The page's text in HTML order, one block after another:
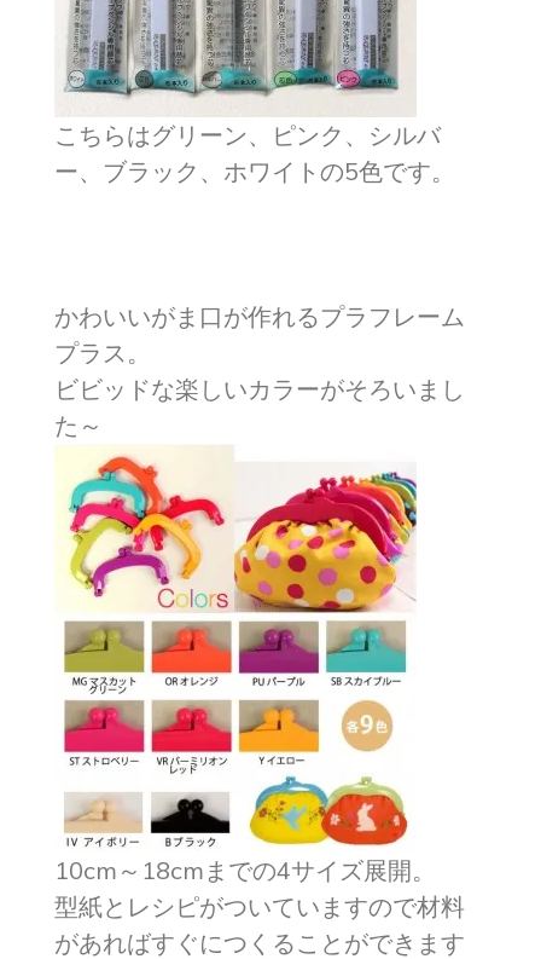
こちらはグリーン、ピンク、シルバ
ー、ブラック、ホワイトの5色です。
かわいいがま口が作れるプラフレーム
プラス。
ビビッドな楽しいカラーがそろいまし
た～
10cm～18cmまでの4サイズ展開。
型紙とレシピがついていますので材料
があればすぐにつくることができます